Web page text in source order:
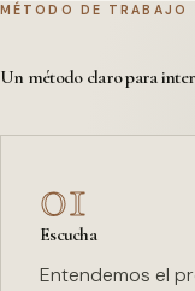
MÉTODO DE TRABAJO
Un método claro para
01
Escucha
Entendemos el